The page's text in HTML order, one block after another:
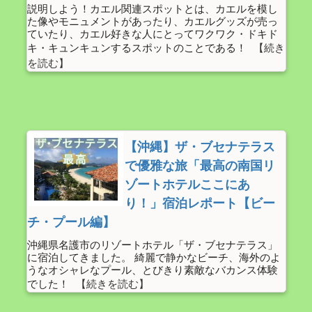
説明しよう！カエル関連スポットとは、カエルを模し
た像やモニュメントがあったり、カエルグッズが売っ
ていたり、カエル好きな人にとってワクワク・ドキド
キ・キュンキュンするスポットのことである！
【沖縄】ザ・ブセナテラス
で優雅な旅「最高の南国リ
ゾートホテルここにあ
り！」宿泊レポート【ビー
チ・プール編】
沖縄県名護市のリゾートホテル「ザ・ブセナテラス」
に宿泊してきました。 綺麗で静かなビーチ、海外のよ
うなオシャレなプール、とびきり素敵なバカンス体験
でした！